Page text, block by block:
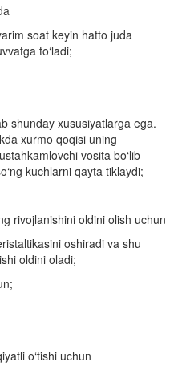
soat keyin hatto juda
to‘ladi;
shunday xususiyatlarga ega.
xurmo qoqisi uning
vosita bo‘lib
kuchlarni qayta tiklaydi;
rivojlanishini oldini olish uchun
oshiradi va shu
oldini oladi;
o‘tishi uchun